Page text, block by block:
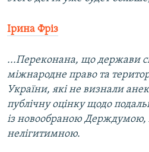
Ірина Фріз
...Переконана, що держави
міжнародне право та
України, які не визнали
публічну оцінку щодо
із новообраною Держдумою,
нелігитимною.